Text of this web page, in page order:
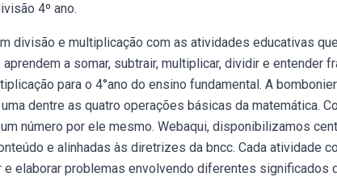
4º ano.
divisão e multiplicação com as atividades educativas
a somar, subtrair, multiplicar, dividir e entender
para o 4°ano do ensino fundamental. A
dentre as quatro operações básicas da matemática.
número por ele mesmo. Webaqui, disponibilizamos
e alinhadas às diretrizes da bncc. Cada atividade
elaborar problemas envolvendo diferentes significados